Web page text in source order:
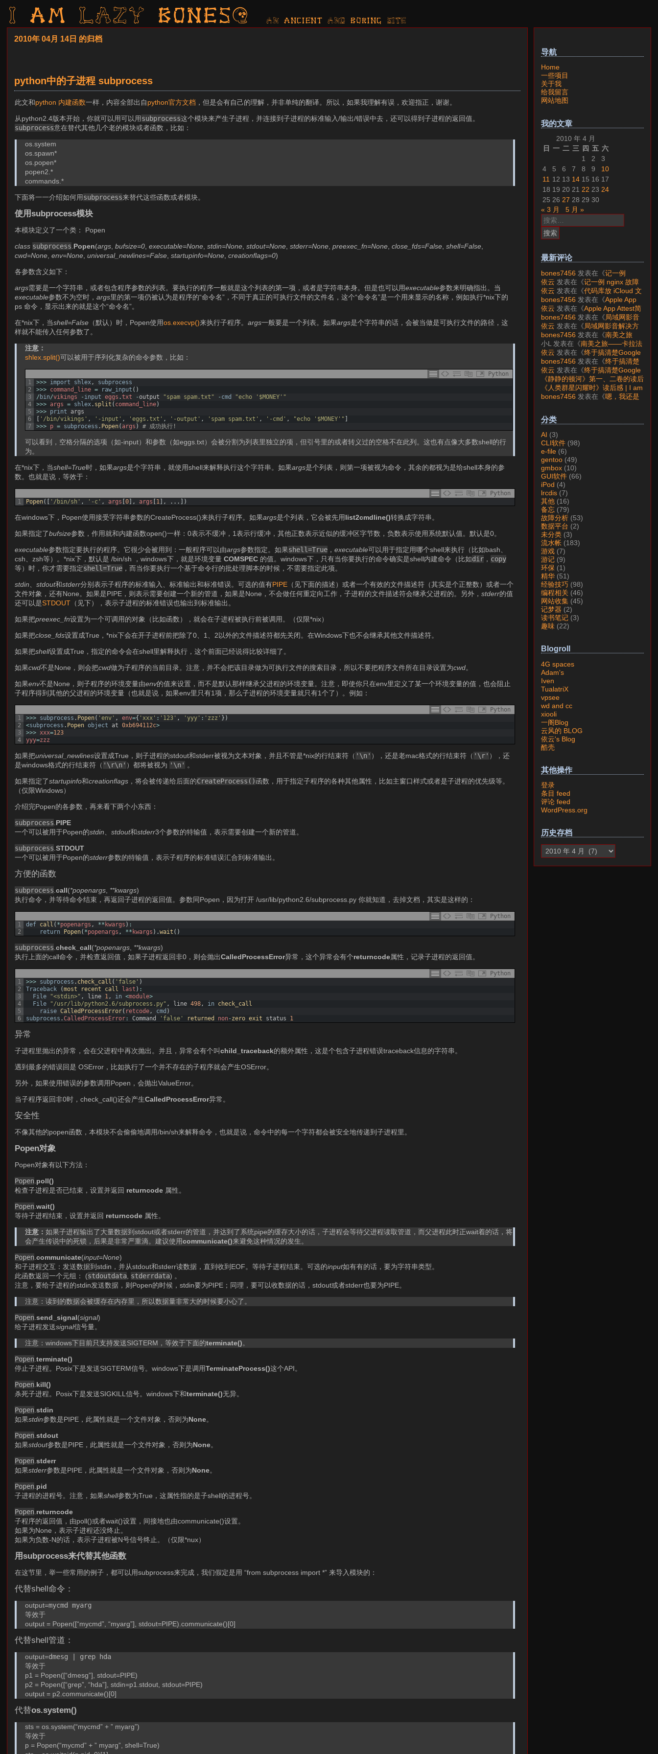
I am LAZY bones? AN ancient AND boring SITE
2010年 04月 14日 的归档
python中的子进程 subprocess
此文和python 内建函数一样，内容全部出自python官方文档 ，但是会有自己的理解，并非单纯的翻译。所以，如果我理解有误，欢迎指正，谢谢。
从python2.4版本开始，你就可以用可以用subprocess这个模块来产生子进程，并连接到子进程的标准输入/输出/错误中去，还可以得到子进程的返回值。
subprocess意在替代其他几个老的模块或者函数，比如：
os.system
os.spawn*
os.popen*
popen2.*
commands.*
下面将一一介绍如何用subprocess来替代这些函数或者模块。
使用subprocess模块
本模块定义了一个类： Popen
class subprocess Popen(args ,bufsize=0 ,executable=None ,stdin=None ,stdout=None ,stderr=None ,preexec_fn=None ,close_fds=False ,shell=False
cwd=None ,env=None ,universal_newlines=False ,startupinfo=None ,creationflags=0)
各参数含义如下：
args需要是一个字符串，或者包含程序参数的列表。要执行的程序一般就是这个列表的第一项，或者是字符串本身。但是也可以用executable参数来明确指出。当
executable参数不为空时，args里的第一项仍被认为是程序的“命令名”，不同于真正的可执行文件的文件名，这个“命令名”是一个用来显示的名称，例如执行*nix下的
ps 命令，显示出来的就是这个“命令名”。
在*nix下，当shell=False （默认）时，Popen使用os.execvp()来执行子程序。args一般要是一个列表。如果args是个字符串的话，会被当做是可执行文件的路径，这
样就不能传入任何参数了。
注意：
shlex.split()可以被用于序列化复杂的命令参数，比如：
Python
1
2
3
4
5
6
7
>>> import shlex ,
subprocess
>>> command_line = raw_input ( )
/ bin/vikings - input eggs .txt -output "spam spam.txt" - cmd
"echo '$MONEY'"
>>> args = shlex. split ( command_line)
>>> print
args
[ '/bin/vikings' , '-input' , 'eggs.txt' , '-output' , 'spam spam.txt' , '-cmd' , "echo '$MONEY'" ]
>>> p = subprocess . Popen( args ) # 成功执行!
可以看到，空格分隔的选项（如-input）和参数（如eggs.txt）会被分割为列表里独立的项，但引号里的或者转义过的空格不在此列。这也有点像大多数shell的行
为。
在*nix下，当shell=True时，如果args是个字符串，就使用shell来解释执行这个字符串。如果args是个列表，则第一项被视为命令，其余的都视为是给shell本身的参
数。也就是说，等效于：
Python
1
Popen( [ '/bin/sh' , '-c' , args [0] , args [1 ] , . . . ] )
在windows下，Popen使用接受字符串参数的CreateProcess()来执行子程序。如果args是个列表，它会被先用list2cmdline()转换成字符串。
如果指定了bufsize参数，作用就和内建函数open()一样：0表示不缓冲，1表示行缓冲，其他正数表示近似的缓冲区字节数，负数表示使用系统默认值。默认是0。
executable参数指定要执行的程序。它很少会被用到：一般程序可以由args参数指定。如果shell=True ，executable可以用于指定用哪个shell来执行（比如bash、
csh、zsh等）。*nix下，默认是 /bin/sh ，windows下，就是环境变量COMSPEC 的值。windows下，只有当你要执行的命令确实是shell内建命令（比如dir ， copy
等）时，你才需要指定shell=True ，而当你要执行一个基于命令行的批处理脚本的时候，不需要指定此项。
stdin 、stdout和stderr分别表示子程序的标准输入、标准输出和标准错误。可选的值有PIPE （见下面的描述）或者一个有效的文件描述符（其实是个正整数）或者一个
文件对象，还有None。如果是PIPE，则表示需要创建一个新的管道，如果是None，不会做任何重定向工作，子进程的文件描述符会继承父进程的。另外，stderr的值
还可以是STDOUT （见下），表示子进程的标准错误也输出到标准输出。
如果把preexec_fn设置为一个可调用的对象（比如函数），就会在子进程被执行前被调用。（仅限*nix）
如果把close_fds设置成True，*nix下会在开子进程前把除了0、1、2以外的文件描述符都先关闭。在Windows下也不会继承其他文件描述符。
如果把shell设置成True，指定的命令会在shell里解释执行，这个前面已经说得比较详细了。
如果cwd不是None，则会把cwd做为子程序的当前目录。注意，并不会把该目录做为可执行文件的搜索目录，所以不要把程序文件所在目录设置为cwd。
如果env不是None，则子程序的环境变量由env的值来设置，而不是默认那样继承父进程的环境变量。注意，即使你只在env里定义了某一个环境变量的值，也会阻止
子程序得到其他的父进程的环境变量（也就是说，如果env里只有1项，那么子进程的环境变量就只有1个了）。例如：
Python
1
2
3
4
>>> subprocess . Popen( 'env' , env={ 'xxx' : '123' , 'yyy' : 'zzz' } )
<subprocess . Popen object at 0xb694112c>
>>> xxx=123
yyy=zzz
如果把universal_newlines设置成True，则子进程的stdout和stderr被视为文本对象，并且不管是*nix的行结束符（ '\n' ），还是老mac格式的行结束符（ '\r' ），还
是windows格式的行结束符（ '\r\n' ）都将被视为 '\n' 。
如果指定了startupinfo和creationflags ，将会被传递给后面的CreateProcess()函数，用于指定子程序的各种其他属性，比如主窗口样式或者是子进程的优先级等。
（仅限Windows）
介绍完Popen的各参数，再来看下两个小东西：
subprocess PIPE
一个可以被用于Popen的stdin 、stdout和stderr3个参数的特输值，表示需要创建一个新的管道。
subprocess .STDOUT
一个可以被用于Popen的stderr参数的特输值，表示子程序的标准错误汇合到标准输出。
方便的函数
subprocess .call(*popenargs **kwargs)
执行命令，并等待命令结束，再返回子进程的返回值。参数同Popen，因为打开 /usr/lib/python2.6/subprocess.py 你就知道，去掉文档，其实是这样的：
Python
1
2
def call ( *popenargs , ** kwargs ) :
return Popen( *popenargs , ** kwargs ) .wait ( )
subprocess .check_call(*popenargs **kwargs)
执行上面的call命令，并检查返回值，如果子进程返回非0，则会抛出CalledProcessError异常，这个异常会有个returncode属性，记录子进程的返回值。
Python
1
2
3
4
5
6
>>> subprocess . check_call ( 'false' )
Traceback
(most recent call last ) :
File
"<stdin>" , line 1 , in <module>
File
"/usr/lib/python2.6/subprocess.py" , line 498 , in check_call
raise CalledProcessError( retcode , cmd )
subprocess .CalledProcessError: Command 'false' returned non-zero exit status 1
异常
子进程里抛出的异常，会在父进程中再次抛出。并且，异常会有个叫child_traceback的额外属性，这是个包含子进程错误traceback信息的字符串。
遇到最多的错误回是 OSError，比如执行了一个并不存在的子程序就会产生OSError。
另外，如果使用错误的参数调用Popen，会抛出ValueError。
当子程序返回非0时，check_call()还会产生CalledProcessError异常。
安全性
不像其他的popen函数，本模块不会偷偷地调用/bin/sh来解释命令，也就是说，命令中的每一个字符都会被安全地传递到子进程里。
Popen对象
Popen对象有以下方法：
Popen poll()
检查子进程是否已结束，设置并返回 returncode 属性。
Popen .wait()
等待子进程结束，设置并返回 returncode 属性。
注意：如果子进程输出了大量数据到stdout或者stderr的管道，并达到了系统pipe的缓存大小的话，子进程会等待父进程读取管道，而父进程此时正wait着的话，将
会产生传说中的死锁，后果是非常严重滴。建议使用communicate()来避免这种情况的发生。
Popen .communicate(input=None)
和子进程交互：发送数据到stdin，并从stdout和stderr读数据，直到收到EOF。等待子进程结束。可选的input如有有的话，要为字符串类型。
此函数返回一个元组： (stdoutdata stderrdata) 。
注意，要给子进程的stdin发送数据，则Popen的时候，stdin要为PIPE；同理，要可以收数据的话，stdout或者stderr也要为PIPE。
注意：读到的数据会被缓存在内存里，所以数据量非常大的时候要小心了。
Popen .send_signal(signal)
给子进程发送signal信号量。
注意：windows下目前只支持发送SIGTERM，等效于下面的terminate()。
Popen .terminate()
停止子进程。Posix下是发送SIGTERM信号。windows下是调用TerminateProcess()这个API。
Popen kill()
杀死子进程。Posix下是发送SIGKILL信号。windows下和terminate()无异。
Popen .stdin
如果stdin参数是PIPE，此属性就是一个文件对象，否则为None。
Popen .stdout
如果stdout参数是PIPE，此属性就是一个文件对象，否则为None。
Popen .stderr
如果stderr参数是PIPE，此属性就是一个文件对象，否则为None。
Popen pid
子进程的进程号。注意，如果shell参数为True，这属性指的是子shell的进程号。
Popen returncode
子程序的返回值，由poll()或者wait()设置，间接地也由communicate()设置。
如果为None，表示子进程还没终止。
如果为负数-N的话，表示子进程被N号信号终止。（仅限*nux）
用subprocess来代替其他函数
在这节里，举一些常用的例子，都可以用subprocess来完成，我们假定是用 “from subprocess import *” 来导入模块的：
代替shell命令：
output=mycmd myarg
等效于
output = Popen([“mycmd”, “myarg”], stdout=PIPE).communicate()[0]
代替shell管道：
output=dmesg | grep hda
等效于
p1 = Popen([“dmesg”], stdout=PIPE)
p2 = Popen([“grep”, “hda”], stdin=p1.stdout, stdout=PIPE)
output = p2.communicate()[0]
代替os.system()
sts = os.system(“mycmd” + ” myarg”)
等效于
p = Popen(“mycmd” + ” myarg”, shell=True)
导航
Home
一些项目
关于我
给我留言
网站地图
我的文章
2010 年 4 月
日 一 二 三 四 五 六
1
2
3
4
5 6 7 8 9
10
11 12 13 14 15 16 17
18 19 20 21 22 23 24
25 26 27 28 29 30
« 3 月
5 月 »
搜
索：
最新评论
bones7456 发表在《记一例
nginx 故障分析》
依云 发表在《记一例 nginx 故障
分析 》
依云 发表在《代码库放 iCloud 文
件夹会怎样？》
bones7456 发表在《Apple App
Attest简介》
依云 发表在《Apple App Attest简
介》
bones7456 发表在《局域网影音
解决方案——Jellyfin》
依云 发表在《局域网影音解决方
案——Jellyfin》
bones7456 发表在《南美之旅
——卡拉法特看莫雷诺大冰川》
小L 发表在《南美之旅——卡拉法
特看莫雷诺大冰川》
依云 发表在《终于搞清楚Google
账号的所属国家的逻辑了》
bones7456 发表在《终于搞清楚
Google账号的所属国家的逻辑
了》
依云 发表在《终于搞清楚Google
账号的所属国家的逻辑了》
《静静的顿河》第一、二卷的读后
感 | I am LAZY bones?发表在
《《人类群星闪耀时》读后感》
《人类群星闪耀时》读后感 | I am
LAZY bones?发表在《
《显微镜
bones7456 发表在《嗯，我还是
分类
AI (3)
CLI软件 (98)
e-file (6)
gentoo (49)
gmbox (10)
GUI软件 (66)
iPod (4)
lrcdis (7)
其他 (16)
备忘 (79)
故障分析 (53)
数据平台 (2)
未分类 (3)
流水帐 (183)
游戏 (7)
游记 (9)
环保 (1)
精华 (51)
经验技巧 (98)
编程相关 (46)
网站收集 (45)
记梦器 (2)
读书笔记 (3)
趣味 (22)
Blogroll
4G spaces
Adam's
Iven
TualatriX
vpsee
wd and cc
xiooli
一阁Blog
云风的 BLOG
依云's Blog
酷壳
其他操作
登录
条目 feed
评论 feed
WordPress.org
历史存档